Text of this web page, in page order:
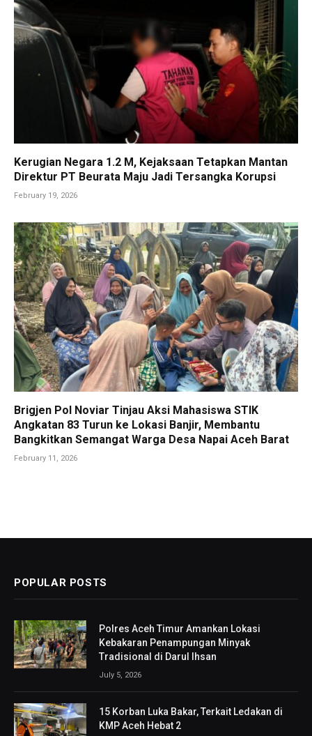
Kerugian Negara 1.2 M, Kejaksaan Tetapkan Mantan
Direktur PT Beurata Maju Jadi Tersangka Korupsi
February 19, 2026
Brigjen Pol Noviar Tinjau Aksi Mahasiswa STIK
Angkatan 83 Turun ke Lokasi Banjir, Membantu
Bangkitkan Semangat Warga Desa Napai Aceh Barat
February 11, 2026
POPULAR POSTS
Polres Aceh Timur Amankan Lokasi
Kebakaran Penampungan Minyak
Tradisional di Darul Ihsan
July 5, 2026
15 Korban Luka Bakar, Terkait Ledakan di
KMP Aceh Hebat 2